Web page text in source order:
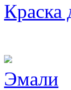
Краска
Эмали